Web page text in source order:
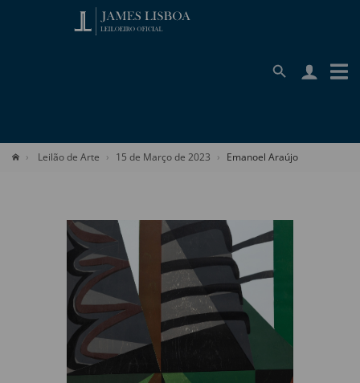
Leilão de Arte 15 de Março de 2023 Emanoel Araújo